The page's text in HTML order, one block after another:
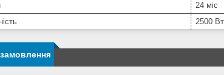
24 міс
2500 Вт